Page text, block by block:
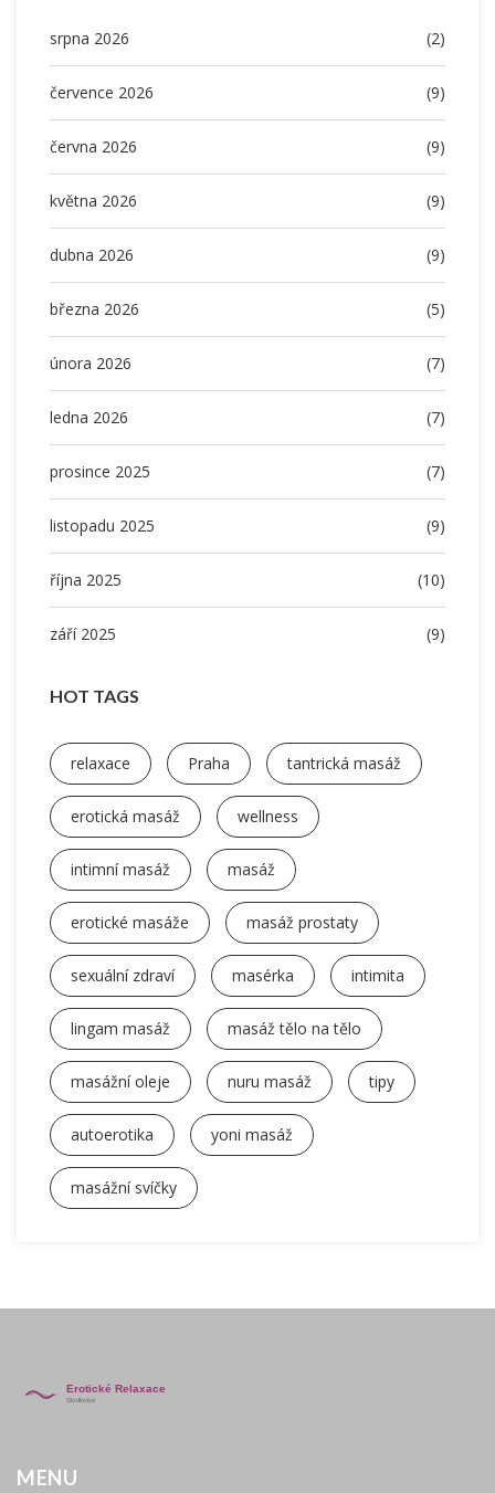
srpna 2026 (2)
července 2026 (9)
června 2026 (9)
května 2026 (9)
dubna 2026 (9)
března 2026 (5)
února 2026 (7)
ledna 2026 (7)
prosince 2025 (7)
listopadu 2025 (9)
října 2025 (10)
září 2025 (9)
HOT TAGS
relaxace Praha tantrická masáž
erotická masáž wellness
intimní masáž masáž
erotické masáže masáž prostaty
sexuální zdraví masérka intimita
lingam masáž masáž tělo na tělo
masážní oleje nuru masáž tipy
autoerotika yoni masáž
masážní svíčky
MENU